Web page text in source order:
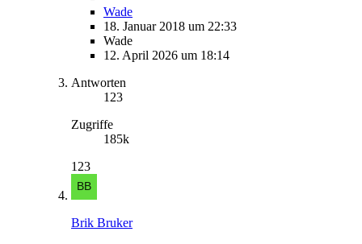
Wade
18. Januar 2018 um 22:33
Wade
12. April 2026 um 18:14
Antworten
123
Zugriffe
185k
123
Brik Bruker